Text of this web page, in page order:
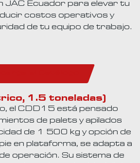
JAC Ecuador para elevar tu
costos operativos y
de tu equipo de trabajo.
1.5 toneladas)
el CDD15 está pensado
de palets y apilados
de 1 500 kg y opción de
en plataforma, se adapta a
operación. Su sistema de